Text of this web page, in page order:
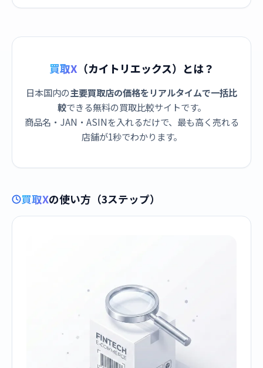
買取X （カイトリエックス）とは？
日本国内の主要買取店の価格をリアルタイムで一括比
較できる無料の買取比較サイトです。
商品名・JAN・ASINを入れるだけで、最も高く売れる
店舗が1秒でわかります。
買取Xの使い方（3ステップ）